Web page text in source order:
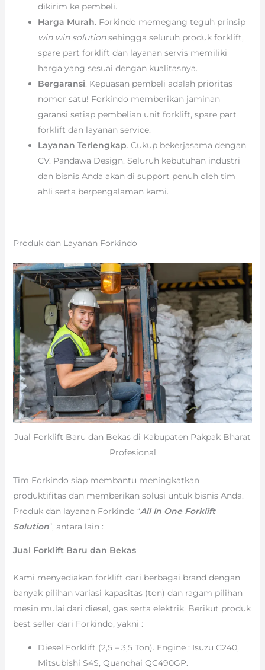
dikirim ke pembeli.
Harga Murah. Forkindo memegang teguh prinsip
win win solutionsehingga seluruh produk forklift,
spare part forklift dan layanan servis memiliki
harga yang sesuai dengan kualitasnya.
Bergaransi. Kepuasan pembeli adalah prioritas
nomor satu! Forkindo memberikan jaminan
garansi setiap pembelian unit forklift, spare part
forklift dan layanan service.
Layanan Terlengkap. Cukup bekerjasama dengan
CV. Pandawa Design. Seluruh kebutuhan industri
dan bisnis Anda akan di support penuh oleh tim
ahli serta berpengalaman kami.
Produk dan Layanan Forkindo
Jual Forklift Baru dan Bekas di Kabupaten Pakpak Bharat
Profesional
Tim Forkindo siap membantu meningkatkan
produktifitas dan memberikan solusi untuk bisnis Anda.
Produk dan layanan Forkindo “All In One Forklift
Solution“, antara lain :
Jual Forklift Baru dan Bekas
Kami menyediakan forklift dari berbagai brand dengan
banyak pilihan variasi kapasitas (ton) dan ragam pilihan
mesin mulai dari diesel, gas serta elektrik. Berikut produk
best seller dari Forkindo, yakni :
Diesel Forklift (2,5 – 3,5 Ton). Engine : Isuzu C240,
Mitsubishi S4S, Quanchai QC490GP.